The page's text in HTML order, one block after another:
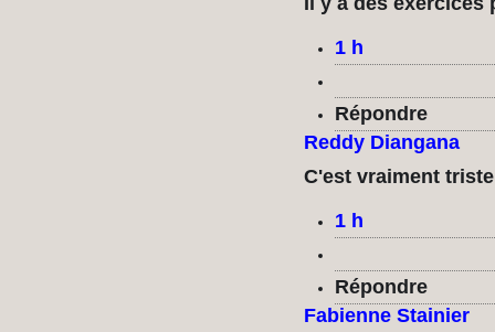
1 h
Répondre
Reddy Diangana
C'est vraiment
1 h
Répondre
Fabienne Stainier